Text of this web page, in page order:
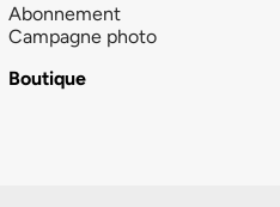
Abonnement
Campagne photo
Boutique